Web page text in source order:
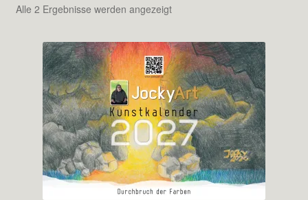
Alle 2 Ergebnisse werden angezeigtNach
sortiert